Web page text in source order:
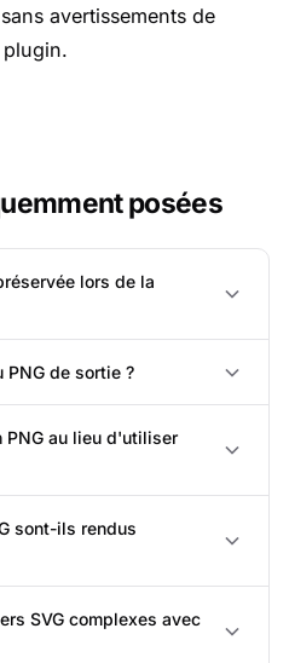
avertissements de
posées
lors de la
de sortie ?
PNG au lieu d'utiliser
sont-ils rendus
SVG complexes avec